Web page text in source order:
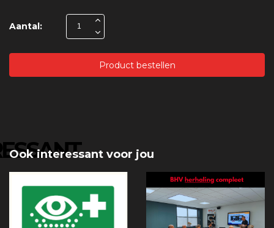
Aantal:
Product bestellen
Ook interessant voor jou